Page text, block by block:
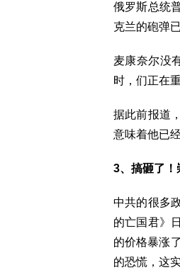
俄罗斯总统
克兰的砲弹
麦康奈尔没
时，们正在
据此前报道
意味着他已
3、搞砸了！
中共的很多
的亡国君》
的价格暴涨
的恐慌，这